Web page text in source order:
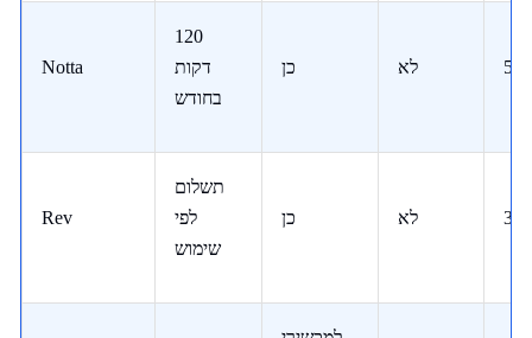
Notta
120
דקות
בחודש
כן לא 58+
Rev
תשלום
לפי
שימוש
כן לא 30+